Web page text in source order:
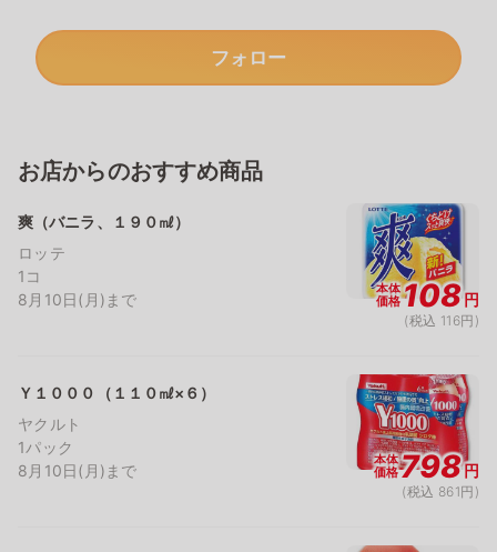
フォロー
お店からのおすすめ商品
爽（バニラ、１９０㎖）
ロッテ
1コ
8月10日(月)まで
本体
価格108円
(税込 116円)
Ｙ１０００（１１０㎖×６）
ヤクルト
1パック
8月10日(月)まで
本体
価格798円
(税込 861円)